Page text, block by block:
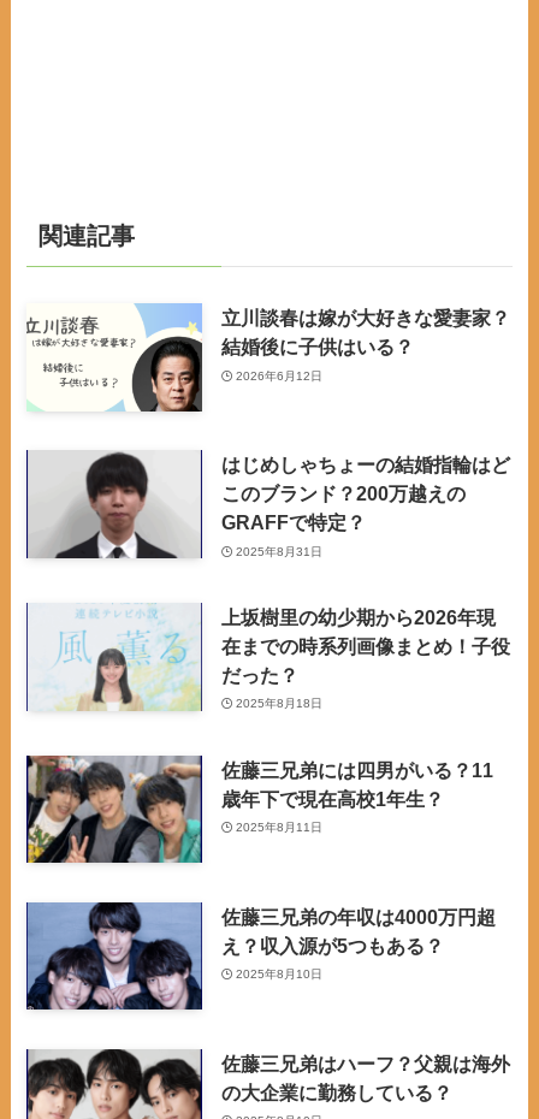
関連記事
立川談春は嫁が大好きな愛妻家？
結婚後に子供はいる？
2026年6月12日
はじめしゃちょーの結婚指輪はど
このブランド？200万越えの
GRAFFで特定？
2025年8月31日
上坂樹里の幼少期から2026年現
在までの時系列画像まとめ！子役
だった？
2025年8月18日
佐藤三兄弟には四男がいる？11
歳年下で現在高校1年生？
2025年8月11日
佐藤三兄弟の年収は4000万円超
え？収入源が5つもある？
2025年8月10日
佐藤三兄弟はハーフ？父親は海外
の大企業に勤務している？